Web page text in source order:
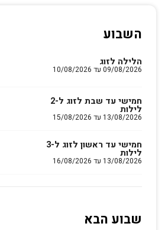
השבוע
הלילה לזוג
09/08/2026 עד 10/08/2026
חמישי עד שבת לזוג ל-2
לילות
13/08/2026 עד 15/08/2026
חמישי עד ראשון לזוג ל-3
לילות
13/08/2026 עד 16/08/2026
שבוע הבא